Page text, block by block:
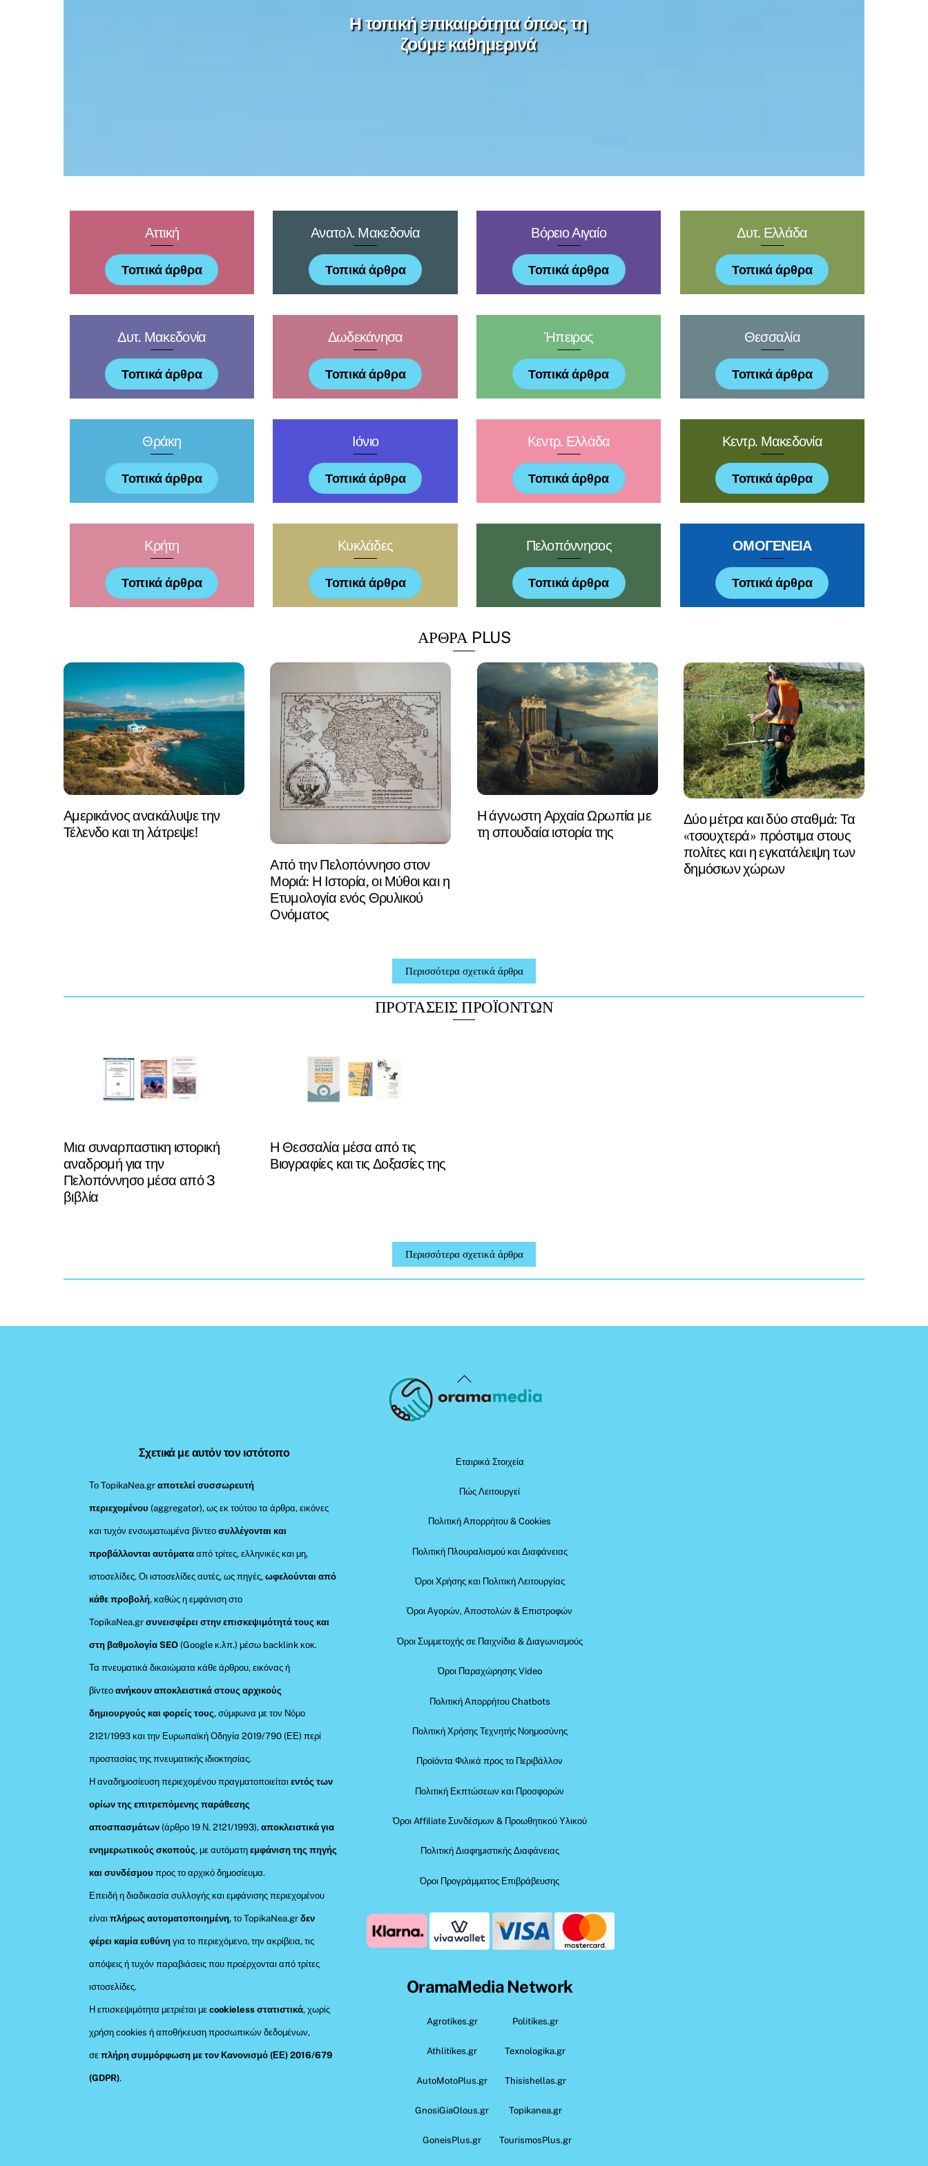
Η τοπική επικαιρότητα όπως τη
ζούμε καθημερινά
Αττική
Τοπικά άρθρα
Ανατολ. Μακεδονία
Τοπικά άρθρα
Βόρειο Αιγαίο
Τοπικά άρθρα
Δυτ. Ελλάδα
Τοπικά άρθρα
Δυτ. Μακεδονία
Τοπικά άρθρα
Δωδεκάνησα
Τοπικά άρθρα
Ήπειρος
Τοπικά άρθρα
Θεσσαλία
Τοπικά άρθρα
Θράκη
Τοπικά άρθρα
Ιόνιο
Τοπικά άρθρα
Κεντρ. Ελλάδα
Τοπικά άρθρα
Κεντρ. Μακεδονία
Τοπικά άρθρα
Κρήτη
Τοπικά άρθρα
Κυκλάδες
Τοπικά άρθρα
Πελοπόννησος
Τοπικά άρθρα
ΟΜΟΓΕΝΕΙΑ
Τοπικά άρθρα
ΑΡΘΡΑ PLUS
Αμερικάνος ανακάλυψε την
Τέλενδο και τη λάτρεψε!
Από την Πελοπόννησο στον
Μοριά: Η Ιστορία, οι Μύθοι και η
Ετυμολογία ενός Θρυλικού
Ονόματος
Η άγνωστη Αρχαία Ωρωπία με
τη σπουδαία ιστορία της
Δύο μέτρα και δύο σταθμά: Τα
«τσουχτερά» πρόστιμα στους
πολίτες και η εγκατάλειψη των
δημόσιων χώρων
Περισσότερα σχετικά άρθρα
ΠΡΟΤΑΣΕΙΣ ΠΡΟΪΟΝΤΩΝ
Μια συναρπαστικη ιστορική
αναδρομή για την
Πελοπόννησο μέσα από 3
βιβλία
Η Θεσσαλία μέσα από τις
Βιογραφίες και τις Δοξασίες της
Περισσότερα σχετικά άρθρα
Back
To
Σχετικά με αυτόν τον ιστότοπο
Το TopikaNea.grαποτελεί συσσωρευτή
περιεχομένου (aggregator), ως εκ τούτου τα άρθρα, εικόνες
και τυχόν ενσωματωμένα βίντεοσυλλέγονται και
προβάλλονται αυτόματααπό τρίτες, ελληνικές και μη,
ιστοσελίδες. Οι ιστοσελίδες αυτές, ως πηγές,ωφελούνται από
κάθε προβολή, καθώς η εμφάνιση στο
TopikaNea.gr συνεισφέρει στην επισκεψιμότητά τους και
στη βαθμολογία SEO (Google κ.λπ.) μέσω backlink κοκ.
Τα πνευματικά δικαιώματα κάθε άρθρου, εικόνας ή
βίντεοανήκουν αποκλειστικά στους αρχικούς
δημιουργούς και φορείς τους, σύμφωνα με τον Νόμο
2121/1993 και την Ευρωπαϊκή Οδηγία 2019/790 (ΕΕ) περί
προστασίας της πνευματικής ιδιοκτησίας.
Η αναδημοσίευση περιεχομένου πραγματοποιείταιεντός των
ορίων της επιτρεπόμενης παράθεσης
αποσπασμάτων (άρθρο 19 Ν. 2121/1993), αποκλειστικά για
ενημερωτικούς σκοπούς, με αυτόματηεμφάνιση της πηγής
και συνδέσμου προς το αρχικό δημοσίευμα.
Επειδή η διαδικασία συλλογής και εμφάνισης περιεχομένου
είναιπλήρως αυτοματοποιημένη, το TopikaNea.grδεν
φέρει καμία ευθύνη για το περιεχόμενο, την ακρίβεια, τις
απόψεις ή τυχόν παραβιάσεις που προέρχονται από τρίτες
ιστοσελίδες.
Η επισκεψιμότητα μετριέται μεcookieless στατιστικά, χωρίς
χρήση cookies ή αποθήκευση προσωπικών δεδομένων,
σεπλήρη συμμόρφωση με τον Κανονισμό (ΕΕ) 2016/679
(GDPR).
Εταιρικά Στοιχεία
Πώς Λειτουργεί
Πολιτική Απορρήτου & Cookies
Πολιτική Πλουραλισμού και Διαφάνειας
Όροι Χρήσης και Πολιτική Λειτουργίας
Όροι Αγορών, Αποστολών & Επιστροφών
Όροι Συμμετοχής σε Παιχνίδια & Διαγωνισμούς
Όροι Παραχώρησης Video
Πολιτική Απορρήτου Chatbots
Πολιτική Χρήσης Τεχνητής Νοημοσύνης
Προϊόντα Φιλικά προς το Περιβάλλον
Πολιτική Εκπτώσεων και Προσφορών
Όροι Affiliate Συνδέσμων & Προωθητικού Υλικού
Πολιτική Διαφημιστικής Διαφάνειας
Όροι Προγράμματος Επιβράβευσης
OramaMedia Network
Agrotikes.gr Politikes.gr
Athlitikes.gr Texnologika.gr
AutoMotoPlus.gr Thisishellas.gr
GnosiGiaOlous.gr Topikanea.gr
GoneisPlus.gr TourismosPlus.gr